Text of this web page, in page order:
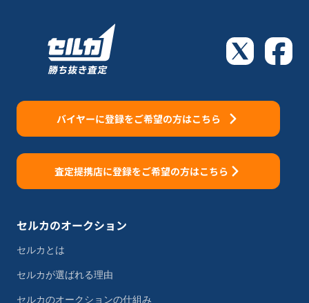
バイヤーに登録をご希望の方はこちら
査定提携店に登録をご希望の方はこちら
セルカのオークション
セルカとは
セルカが選ばれる理由
セルカのオークションの仕組み